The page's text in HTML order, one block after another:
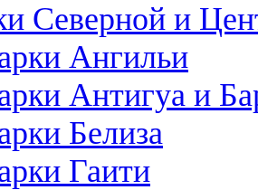
Северной и
Ангильи
Антигуа и
Белиза
Гаити